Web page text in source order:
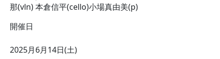
開催日
2025月6月14日(土)